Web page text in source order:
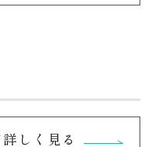
しく見る